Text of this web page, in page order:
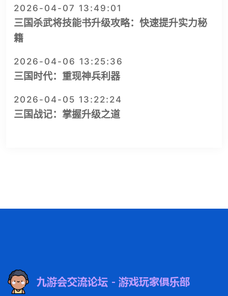
2026-04-07 13:49:01
三国杀武将技能书升级攻略：快速提升实力秘
籍
2026-04-06 13:25:36
三国时代：重现神兵利器
2026-04-05 13:22:24
三国战记：掌握升级之道